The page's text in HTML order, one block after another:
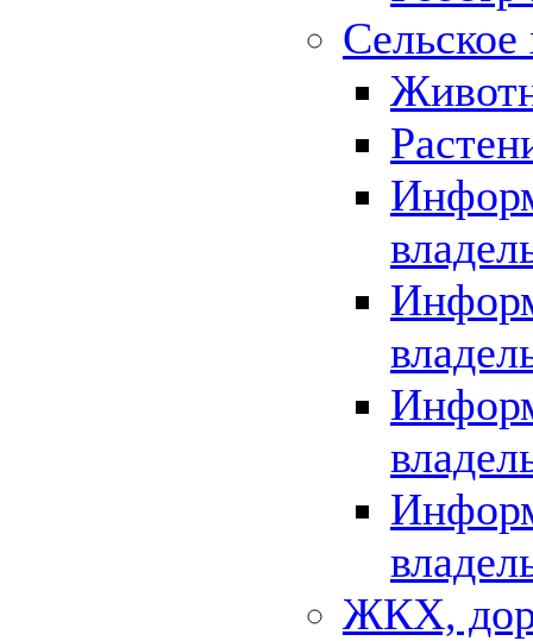
Сельское
ЖКХ,